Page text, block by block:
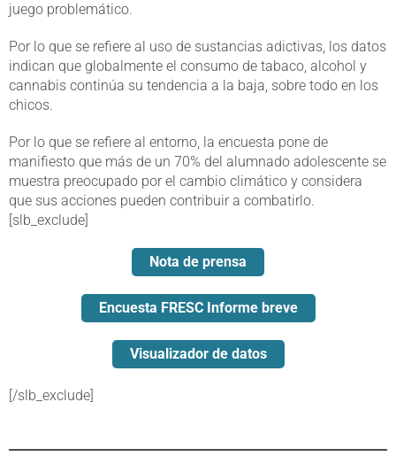
juego problemático.
Por lo que se refiere al uso de sustancias adictivas, los datos
indican que globalmente el consumo de tabaco, alcohol y
cannabis continúa su tendencia a la baja, sobre todo en los
chicos.
Por lo que se refiere al entorno, la encuesta pone de
manifiesto que más de un 70% del alumnado adolescente se
muestra preocupado por el cambio climático y considera
que sus acciones pueden contribuir a combatirlo.
[slb_exclude]
Nota de prensa
Encuesta FRESC Informe breve
Visualizador de datos
[/slb_exclude]